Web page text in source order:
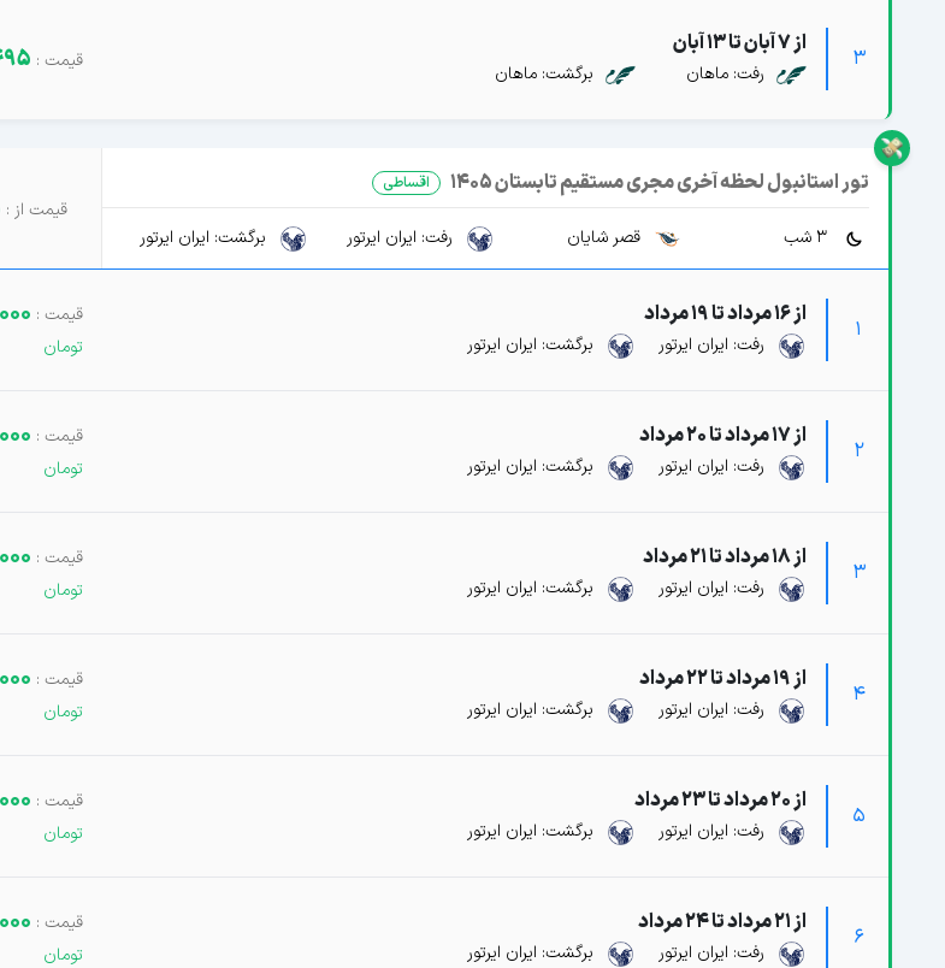
3
از 7 آبان تا 13 آبان
رفت: ماهان برگشت: ماهان
تور استانبول لحظه آخری مجری مستقیم تابستان 1405 اقساطی
قصر شایان رفت: ایران ایرتور برگشت: ایران ایرتور
1
از 16 مرداد تا 19 مرداد
رفت: ایران ایرتور برگشت: ایران ایرتور
2
از 17 مرداد تا 20 مرداد
رفت: ایران ایرتور برگشت: ایران ایرتور
3
از 18 مرداد تا 21 مرداد
رفت: ایران ایرتور برگشت: ایران ایرتور
4
از 19 مرداد تا 22 مرداد
رفت: ایران ایرتور برگشت: ایران ایرتور
5
از 20 مرداد تا 23 مرداد
رفت: ایران ایرتور برگشت: ایران ایرتور
6
از 21 مرداد تا 24 مرداد
رفت: ایران ایرتور برگشت: ایران ایرتور